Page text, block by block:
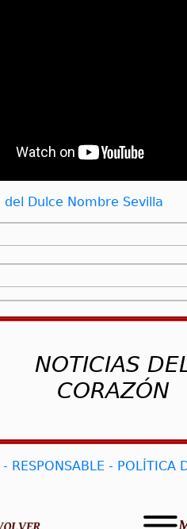
Dulce Nombre Sevilla
NOTICIAS
CORAZÓN
- RESPONSABLE -